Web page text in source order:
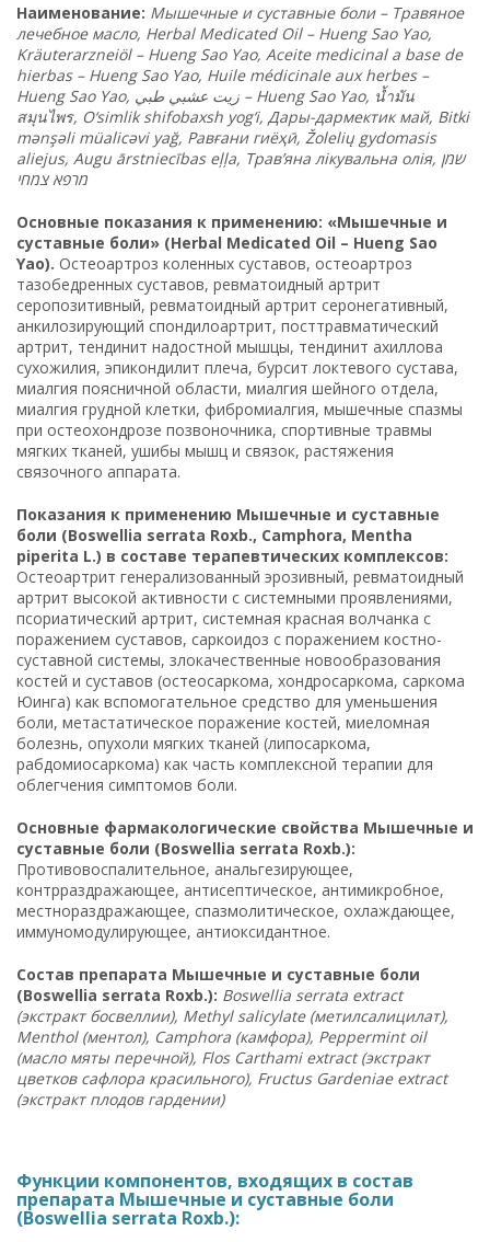
Наименование: Мышечные и суставные боли– Травяное
лечебное масло, Herbal Medicated Oil – Hueng Sao Yao,
Kräuterarzneiöl – Hueng Sao Yao, Aceite medicinal a base de
hierbas – Hueng Sao Yao, Huile médicinale aux herbes –
Hueng Sao Yao,
زيت عشبي طبي – Hueng Sao Yao, น้ำมัน
สมุนไพร, O‘simlik shifobaxsh yog‘i, Дары-дармектик май, Bitki
mənşəli müalicəvi yağ, Равғани гиёҳӣ, Žolelių gydomasis
aliejus, Augu ārstniecības eļļa, Трав’яна лікувальна олія, שמן
מרפא צמחי
Основные показания к применению: «Мышечные и
суставные боли» (Herbal Medicated Oil – Hueng Sao
Yao). Остеоартроз коленных суставов, остеоартроз
тазобедренных суставов, ревматоидный артрит
серопозитивный, ревматоидный артрит серонегативный,
анкилозирующий спондилоартрит, посттравматический
артрит, тендинит надостной мышцы, тендинит ахиллова
сухожилия, эпикондилит плеча, бурсит локтевого сустава,
миалгия поясничной области, миалгия шейного отдела,
миалгия грудной клетки, фибромиалгия, мышечные спазмы
при остеохондрозе позвоночника, спортивные травмы
мягких тканей, ушибы мышц и связок, растяжения
связочного аппарата.
Показания к применению Мышечные и суставные
боли (Boswellia serrata Roxb., Camphora, Mentha
piperita L.) в составе терапевтических комплексов:
Остеоартрит генерализованный эрозивный, ревматоидный
артрит высокой активности с системными проявлениями,
псориатический артрит, системная красная волчанка с
поражением суставов, саркоидоз с поражением костно-
суставной системы, злокачественные новообразования
костей и суставов (остеосаркома, хондросаркома, саркома
Юинга) как вспомогательное средство для уменьшения
боли, метастатическое поражение костей, миеломная
болезнь, опухоли мягких тканей (липосаркома,
рабдомиосаркома) как часть комплексной терапии для
облегчения симптомов боли.
Основные фармакологические свойства Мышечные и
суставные боли (Boswellia serrata Roxb.):
Противовоспалительное, анальгезирующее,
контрраздражающее, антисептическое, антимикробное,
местнораздражающее, спазмолитическое, охлаждающее,
иммуномодулирующее, антиоксидантное.
Состав препарата Мышечные и суставные боли
(Boswellia serrata Roxb.): Boswellia serrata extract
(экстракт босвеллии), Methyl salicylate (метилсалицилат),
Menthol (ментол), Camphora (камфора), Peppermint oil
(масло мяты перечной), Flos Carthami extract (экстракт
цветков сафлора красильного), Fructus Gardeniae extract
(экстракт плодов гардении)
Функции компонентов, входящих в состав
препарата Мышечные и суставные боли
(Boswellia serrata Roxb.):